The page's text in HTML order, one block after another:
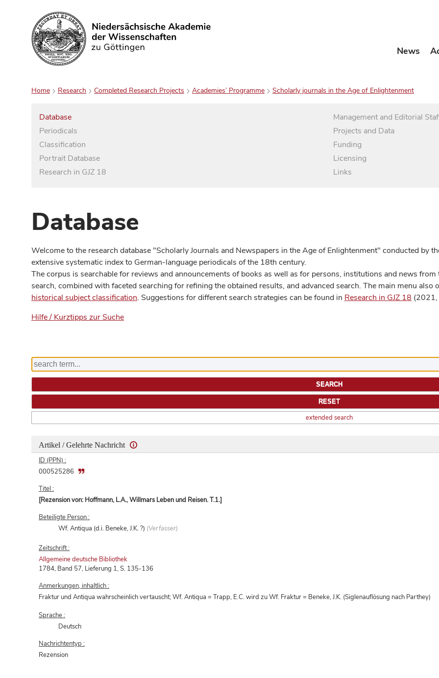
Search News
Home Research Completed Research Projects Academies’ Programme Scholarly journals in the Age of Enlightenment
Database
Periodicals
Classification
Portrait Database
Research in GJZ 18
Management and Editorial
Projects and Data
Funding
Licensing
Links
Database
Welcome to the research database "Scholarly Journals and Newspapers in the Age of Enlightenment" conducted by
extensive systematic index to German-language periodicals of the 18th century.
The corpus is searchable for reviews and announcements of books as well as for persons, institutions and news
search, combined with faceted searching for refining the obtained results, and advanced search. The main menu also
historical subject classification. Suggestions for different search strategies can be found in Research in GJZ 18 (2021,
Hilfe / Kurztipps zur Suche
extended search
Artikel / Gelehrte Nachricht
ID (PPN) :
000525286
Titel :
[Rezension von: Hoffmann, L.A., Willmars Leben und Reisen. T.1.]
Beteiligte Person :
Wf. Antiqua (d.i. Beneke, J.K. ?) (Verfasser)
Zeitschrift :
Allgemeine deutsche Bibliothek
1784, Band 57, Lieferung 1, S. 135-136
Anmerkungen, inhaltlich :
Fraktur und Antiqua wahrscheinlich vertauscht; Wf. Antiqua = Trapp, E.C. wird zu Wf. Fraktur = Beneke, J.K. (Siglenauflösung nach Parthey)
Sprache :
Deutsch
Nachrichtentyp :
Rezension